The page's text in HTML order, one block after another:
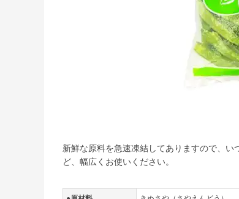
新鮮な原料を急速凍結してありますので、
ど、幅広くお使いください。